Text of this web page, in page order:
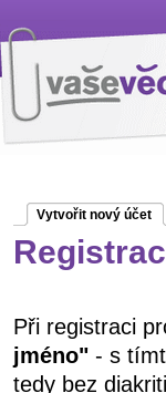
Vytvořit nový účet
Při registraci
jméno" - s
tedy bez